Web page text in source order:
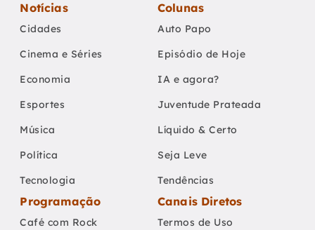
Notícias
Cidades
Cinema e Séries
Economia
Esportes
Música
Política
Tecnologia
Colunas
Auto Papo
Episódio de Hoje
IA e agora?
Juventude Prateada
Líquido & Certo
Seja Leve
Tendências
Programação
Café com Rock
Canais Diretos
Termos de Uso